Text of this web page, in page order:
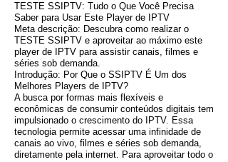
TESTE SSIPTV: Tudo o Que Você Precisa
Saber para Usar Este Player de IPTV
Meta descrição: Descubra como realizar o
TESTE SSIPTV e aproveitar ao máximo este
player de IPTV para assistir canais, filmes e
séries sob demanda.
Introdução: Por Que o SSIPTV É Um dos
Melhores Players de IPTV?
A busca por formas mais flexíveis e
econômicas de consumir conteúdos digitais tem
impulsionado o crescimento do IPTV. Essa
tecnologia permite acessar uma infinidade de
canais ao vivo, filmes e séries sob demanda,
diretamente pela internet. Para aproveitar todo o